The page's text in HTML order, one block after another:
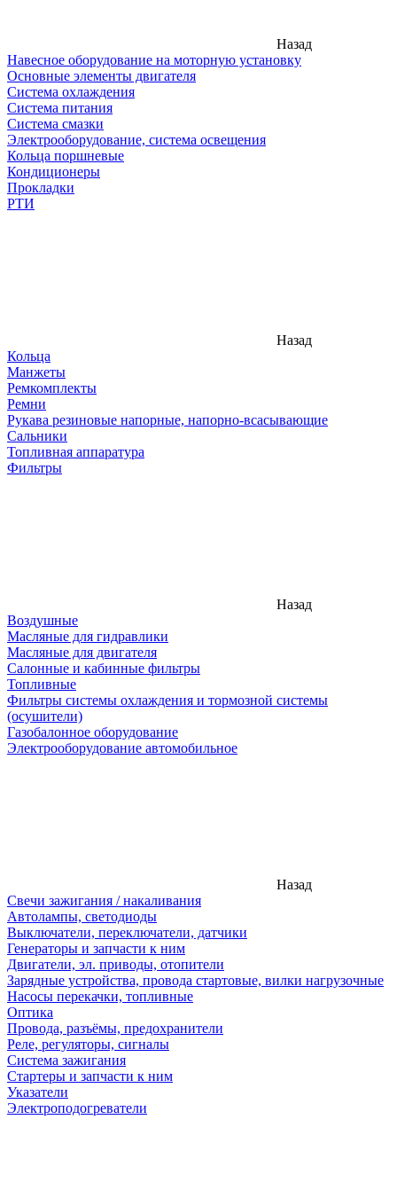
Назад
Навесное оборудование на моторную установку
Основные элементы двигателя
Система охлаждения
Система питания
Система смазки
Электрооборудование, система освещения
Кольца поршневые
Кондиционеры
Прокладки
РТИ
Назад
Кольца
Манжеты
Ремкомплекты
Ремни
Рукава резиновые напорные, напорно-всасывающие
Сальники
Топливная аппаратура
Фильтры
Назад
Воздушные
Масляные для гидравлики
Масляные для двигателя
Салонные и кабинные фильтры
Топливные
Фильтры системы охлаждения и тормозной системы
(осушители)
Газобалонное оборудование
Электрооборудование автомобильное
Назад
Свечи зажигания / накаливания
Автолампы, светодиоды
Выключатели, переключатели, датчики
Генераторы и запчасти к ним
Двигатели, эл. приводы, отопители
Зарядные устройства, провода стартовые, вилки нагрузочные
Насосы перекачки, топливные
Оптика
Провода, разъёмы, предохранители
Реле, регуляторы, сигналы
Система зажигания
Стартеры и запчасти к ним
Указатели
Электроподогреватели